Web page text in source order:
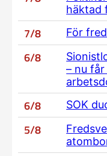
häktad
7/8 För
6/8
– nu
6/8 SOK
5/8